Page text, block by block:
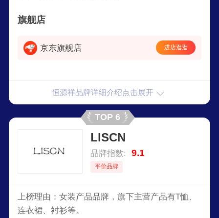
旗舰店
京东旗舰店 进店逛逛
恒源祥品牌详细介绍点击展开
TOP 6
LISCN
品牌指数: 9.1
平价品牌
上榜理由：女装产品品牌，旗下主营产品有T恤、
连衣裙、衬衫等。